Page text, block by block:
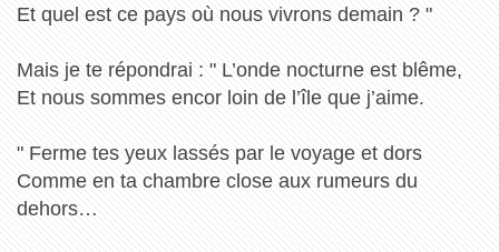
Et quel est ce pays où nous vivrons demain ? "
Mais je te répondrai : " L’onde nocturne est blême,
Et nous sommes encor loin de l’île que j’aime.
" Ferme tes yeux lassés par le voyage et dors
Comme en ta chambre close aux rumeurs du
dehors…